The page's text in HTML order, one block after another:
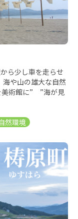
ら少し車を走らせ
海や山の雄大な自然
美術館に” ”海が見